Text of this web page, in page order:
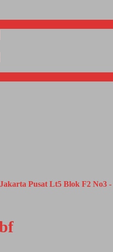
Pusat Lt5 Blok F2 No3 -